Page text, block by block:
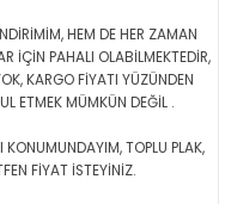
HEM DE HER ZAMAN
İÇİN PAHALI OLABİLMEKTEDİR,
KARGO FİYATI YÜZÜNDEN
ETMEK MÜMKÜN DEĞİL .
TOPLU PLAK,
FİYAT İSTEYİNİZ.